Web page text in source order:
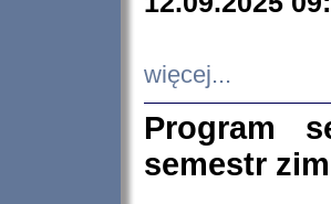
więcej...
Program
semestr